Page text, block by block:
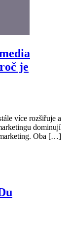
je
více rozšiřuje a
dominují
Oba […]